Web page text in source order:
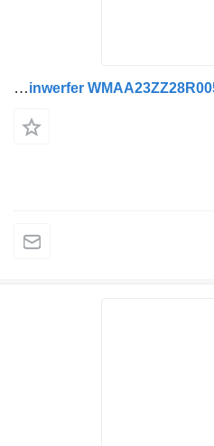
مصباح أمامي لـ الباصات MAN A23 A20 A21 Lions City Stosstange Ecke Rechts mit Scheinwerfer WMAA23ZZ28R005521